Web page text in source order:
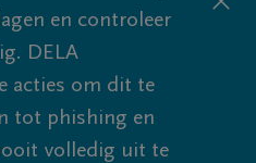
en controleer
DELA
acties om dit te
tot phishing en
volledig uit te